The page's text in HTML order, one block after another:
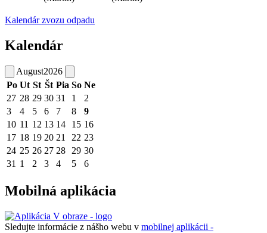
Kalendár zvozu odpadu
Kalendár
August2026
Po Ut St Št Pia So Ne
27 28 29 30 31 1
2
3
4 5 6 7 8
9
10 11 12 13 14 15 16
17 18 19 20 21 22 23
24 25 26 27 28 29 30
31 1 2 3 4 5 6
Mobilná aplikácia
Sledujte informácie z nášho webu v mobilnej aplikácii -